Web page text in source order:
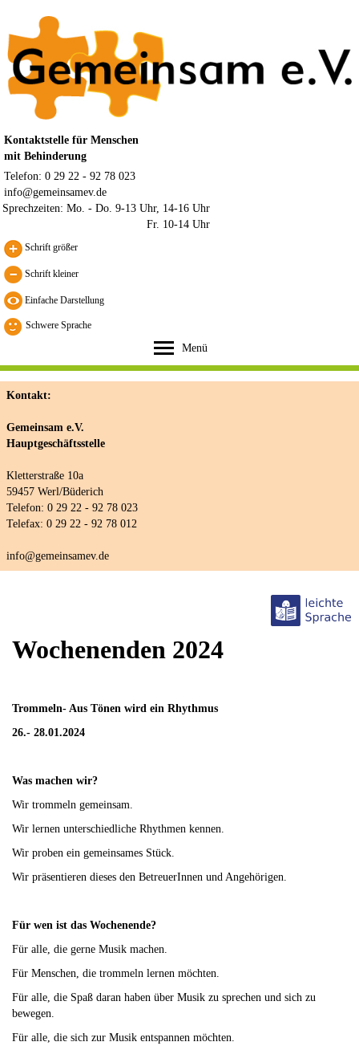
Kontaktstelle für Menschen
mit Behinderung
Telefon: 0 29 22 - 92 78 023
info@gemeinsamev.de
Sprechzeiten: Mo. - Do. 9-13 Uhr, 14-16 Uhr
Fr. 10-14 Uhr
Schrift größer
Schrift kleiner
Schwere Sprache
Menü
Wochenenden 2024
Trommeln- Aus Tönen wird ein Rhythmus
26.- 28.01.2024
Was machen wir?
Wir trommeln gemeinsam.
Wir lernen unterschiedliche Rhythmen kennen.
Wir proben ein gemeinsames Stück.
Wir präsentieren dieses den BetreuerInnen und Angehörigen.
Für wen ist das Wochenende?
Für alle, die gerne Musik machen.
Für Menschen, die trommeln lernen möchten.
Für alle, die Spaß daran haben über Musik zu sprechen und sich zu
bewegen.
Für alle, die sich zur Musik entspannen möchten.
Kontakt:
Gemeinsam e.V.
Hauptgeschäftsstelle
Kletterstraße 10a
59457 Werl/Büderich
Telefon: 0 29 22 - 92 78 023
Telefax: 0 29 22 - 92 78 012
info@gemeinsamev.de